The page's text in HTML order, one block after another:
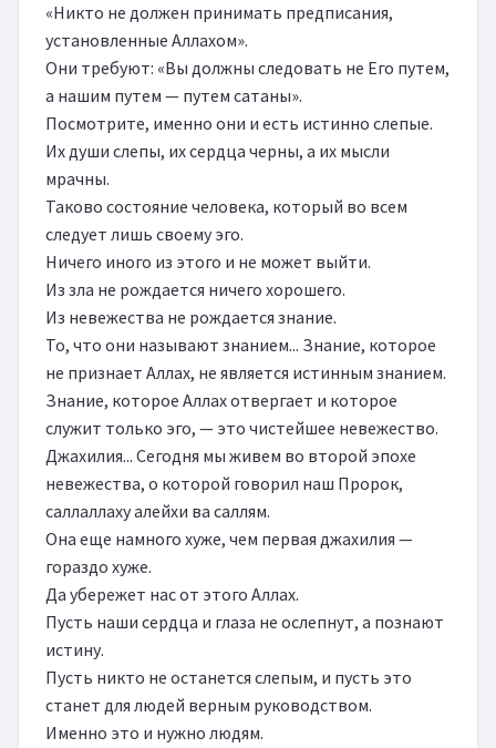
«Никто не должен принимать предписания,
установленные Аллахом».
Они требуют: «Вы должны следовать не Его путем,
а нашим путем — путем сатаны».
Посмотрите, именно они и есть истинно слепые.
Их души слепы, их сердца черны, а их мысли
мрачны.
Таково состояние человека, который во всем
следует лишь своему эго.
Ничего иного из этого и не может выйти.
Из зла не рождается ничего хорошего.
Из невежества не рождается знание.
То, что они называют знанием... Знание, которое
не признает Аллах, не является истинным знанием.
Знание, которое Аллах отвергает и которое
служит только эго, — это чистейшее невежество.
Джахилия... Сегодня мы живем во второй эпохе
невежества, о которой говорил наш Пророк,
саллаллаху алейхи ва саллям.
Она еще намного хуже, чем первая джахилия —
гораздо хуже.
Да убережет нас от этого Аллах.
Пусть наши сердца и глаза не ослепнут, а познают
истину.
Пусть никто не останется слепым, и пусть это
станет для людей верным руководством.
Именно это и нужно людям.